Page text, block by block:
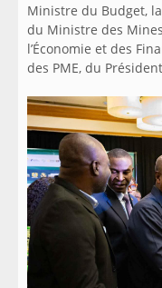
Ministre du Budget,
du Ministre des
l’Économie et des
des PME, du